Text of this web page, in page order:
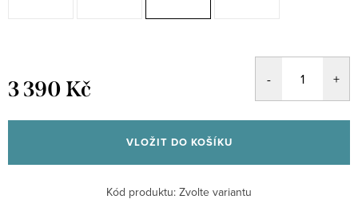
3 390 Kč
cena:
VLOŽIT DO KOŠÍKU
Kód produktu: Zvolte variantu